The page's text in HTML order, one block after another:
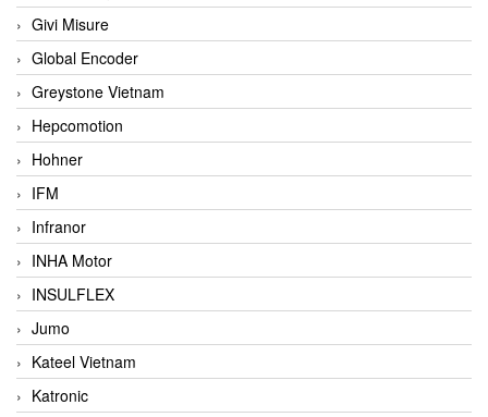
Givi Misure
Global Encoder
Greystone Vietnam
Hepcomotion
Hohner
IFM
Infranor
INHA Motor
INSULFLEX
Jumo
Kateel Vietnam
Katronic